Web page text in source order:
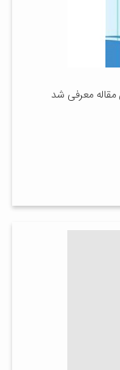
معرفی شد